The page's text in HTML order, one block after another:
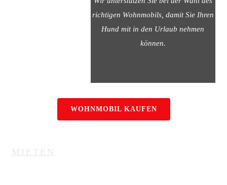
richtigen Wohnmobils, damit Sie Ihren
Hund mit in den Urlaub nehmen
können.
WOHNMOBIL KAUFEN
MIETEN